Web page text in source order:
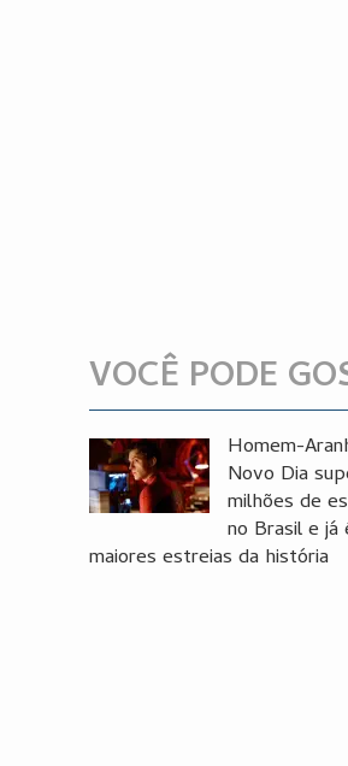
VOCÊ PODE
Homem-
Novo Dia
milhões de
no Brasil e já
maiores estreias da história